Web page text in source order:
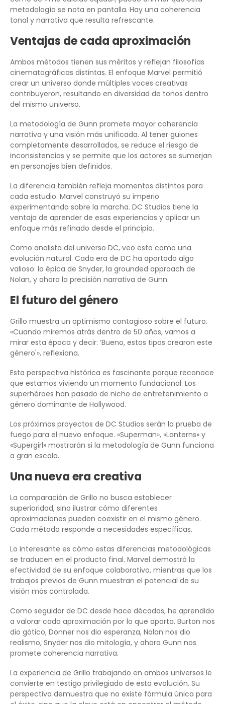
metodología se nota en pantalla. Hay una coherencia
tonal y narrativa que resulta refrescante.
Ventajas de cada aproximación
Ambos métodos tienen sus méritos y reflejan filosofías
cinematográficas distintas. El enfoque Marvel permitió
crear un universo donde múltiples voces creativas
contribuyeron, resultando en diversidad de tonos dentro
del mismo universo.
La metodología de Gunn promete mayor coherencia
narrativa y una visión más unificada. Al tener guiones
completamente desarrollados, se reduce el riesgo de
inconsistencias y se permite que los actores se sumerjan
en personajes bien definidos.
La diferencia también refleja momentos distintos para
cada estudio. Marvel construyó su imperio
experimentando sobre la marcha. DC Studios tiene la
ventaja de aprender de esas experiencias y aplicar un
enfoque más refinado desde el principio.
Como analista del universo DC, veo esto como una
evolución natural. Cada era de DC ha aportado algo
valioso: la épica de Snyder, la grounded approach de
Nolan, y ahora la precisión narrativa de Gunn.
El futuro del género
Grillo muestra un optimismo contagioso sobre el futuro.
«Cuando miremos atrás dentro de 50 años, vamos a
mirar esta época y decir: ‘Bueno, estos tipos crearon este
género'», reflexiona.
Esta perspectiva histórica es fascinante porque reconoce
que estamos viviendo un momento fundacional. Los
superhéroes han pasado de nicho de entretenimiento a
género dominante de Hollywood.
Los próximos proyectos de DC Studios serán la prueba de
fuego para el nuevo enfoque. «Superman», «Lanterns» y
«Supergirl» mostrarán si la metodología de Gunn funciona
a gran escala.
Una nueva era creativa
La comparación de Grillo no busca establecer
superioridad, sino ilustrar cómo diferentes
aproximaciones pueden coexistir en el mismo género.
Cada método responde a necesidades específicas.
Lo interesante es cómo estas diferencias metodológicas
se traducen en el producto final. Marvel demostró la
efectividad de su enfoque colaborativo, mientras que los
trabajos previos de Gunn muestran el potencial de su
visión más controlada.
Como seguidor de DC desde hace décadas, he aprendido
a valorar cada aproximación por lo que aporta. Burton nos
dio gótico, Donner nos dio esperanza, Nolan nos dio
realismo, Snyder nos dio mitología, y ahora Gunn nos
promete coherencia narrativa.
La experiencia de Grillo trabajando en ambos universos le
convierte en testigo privilegiado de esta evolución. Su
perspectiva demuestra que no existe fórmula única para